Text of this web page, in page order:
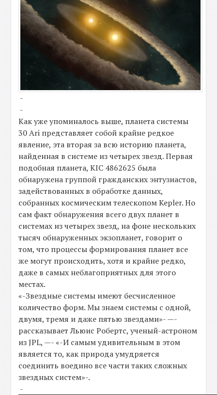
-
-
Как уже упоминалось выше, планета системы
30 Ari представляет собой крайне редкое
явление, эта вторая за всю историю планета,
найденная в системе из четырех звезд. Первая
подобная планета, KIC 4862625 была
обнаружена группой гражданских энтузиастов,
задействованных в обработке данных,
собранных космическим телескопом Kepler. Но
сам факт обнаружения всего двух планет в
системах из четырех звезд, на фоне нескольких
тысяч обнаруженных экзопланет, говорит о
том, что процессы формирования планет все
же могут происходить, хотя и крайне редко,
даже в самых неблагоприятных для этого
местах.
«-Звездные системы имеют бесчисленное
количество форм. Мы знаем системы с одной,
двумя, тремя и даже пятью звездами»- —-
рассказывает Льюис Робертс, ученый-астроном
из JPL, —- «-И самым удивительным в этом
является то, как природа умудряется
соединить воедино все части таких сложных
звездных систем»-.
-